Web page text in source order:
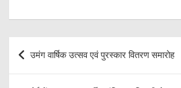
Post
navigation
उमंग वार्षिक उत्सव एवं पुरस्कार वितरण समारोह